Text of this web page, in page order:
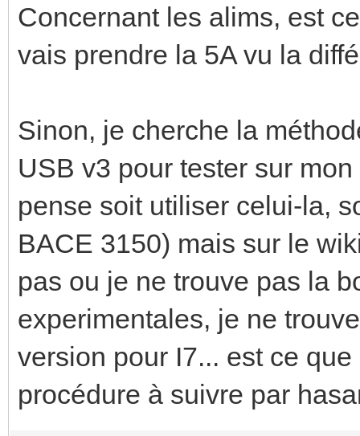
Concernant les alims, est
vais prendre la 5A vu la
Sinon, je cherche la
USB v3 pour tester sur
pense soit utiliser celui-la,
BACE 3150) mais sur le
pas ou je ne trouve pas la
experimentales, je ne
version pour I7... est ce
procédure à suivre par